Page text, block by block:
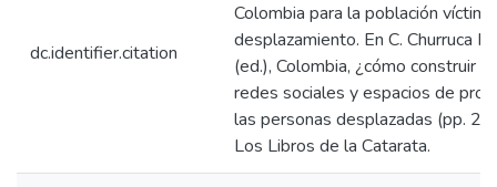
dc.identifier.citation
Colombia para la población
desplazamiento. En C. Churruca
(ed.), Colombia, ¿cómo construir la
redes sociales y espacios de
las personas desplazadas (pp.
Los Libros de la Catarata.